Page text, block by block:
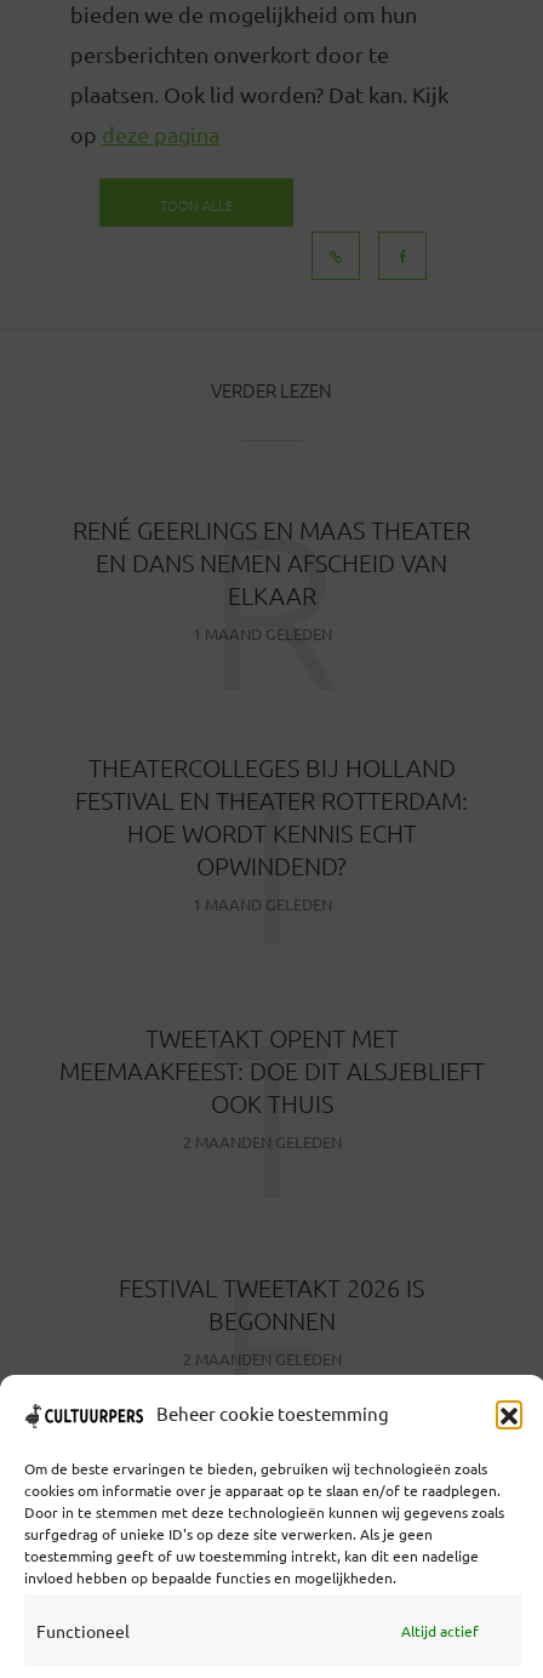
Beheer cookie toestemming
Om de beste ervaringen te bieden, gebruiken wij technologieën zoals
cookies om informatie over je apparaat op te slaan en/of te raadplegen.
Door in te stemmen met deze technologieën kunnen wij gegevens zoals
surfgedrag of unieke ID's op deze site verwerken. Als je geen
toestemming geeft of uw toestemming intrekt, kan dit een nadelige
invloed hebben op bepaalde functies en mogelijkheden.
Functioneel Altijd actief
bieden we de mogelijkheid om hun
persberichten onverkort door te
plaatsen. Ook lid worden? Dat kan. Kijk
op deze pagina
TOON ALLE
VERDER LEZEN
RENÉ GEERLINGS EN MAAS THEATER
EN DANS NEMEN AFSCHEID VAN
ELKAAR
1 MAAND GELEDEN
R
THEATERCOLLEGES BIJ HOLLAND
FESTIVAL EN THEATER ROTTERDAM:
HOE WORDT KENNIS ECHT
OPWINDEND?
1 MAAND GELEDEN
T
TWEETAKT OPENT MET
MEEMAAKFEEST: DOE DIT ALSJEBLIEFT
OOK THUIS
2 MAANDEN GELEDEN
T
FESTIVAL TWEETAKT 2026 IS
BEGONNEN
2 MAANDEN GELEDEN
F
Coöperatief Cultureel Persbureau U.A. | Salzburg 29 |
3524KS Utrecht | KvK: 55573592 |Btw: